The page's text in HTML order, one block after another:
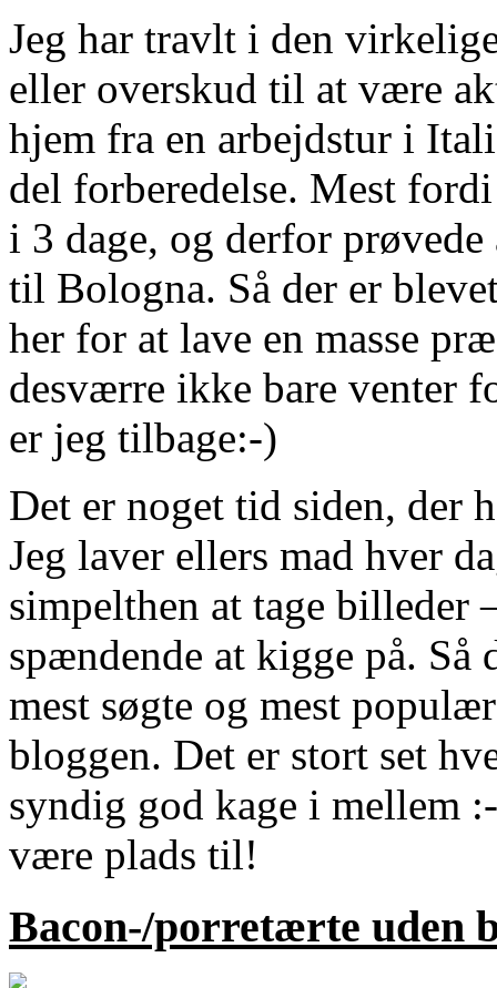
Jeg har travlt i den
eller overskud til at være
hjem fra en arbejdstur i
del forberedelse. Mest
i 3 dage, og derfor
til Bologna. Så der er
her for at lave en masse
desværre ikke bare venter
er jeg tilbage:-)
Det er noget tid siden, der
Jeg laver ellers mad hver
simpelthen at tage billeder
spændende at kigge på. Så
mest søgte og mest
bloggen. Det er stort set
syndig god kage i mellem
være plads til!
Bacon-/porretærte uden